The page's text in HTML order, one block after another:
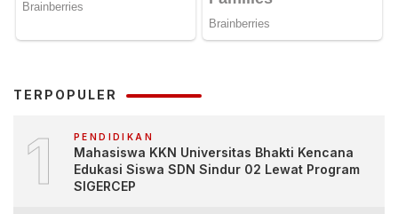
TERPOPULER
1 PENDIDIKAN
Mahasiswa KKN Universitas Bhakti Kencana
Edukasi Siswa SDN Sindur 02 Lewat Program
SIGERCEP